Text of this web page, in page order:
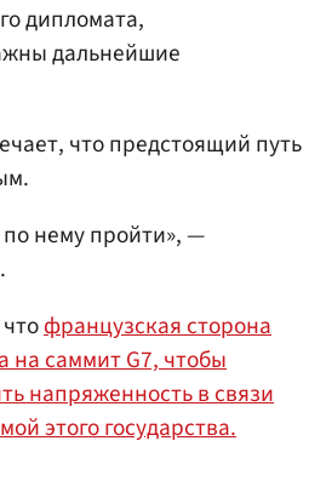
дипломата,
дальнейшие
что предстоящий путь
нему пройти», —
французская сторона
на саммит G7, чтобы
напряженность в связи
этого государства.